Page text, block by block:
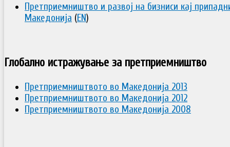
Претприемништво и развој на бизниси кај
Македонија (EN)
Глобално истражување за претприемништво
Претприемништвото во Македонија 2013
Претприемништвото во Македонија 2012
Претприемништвото во Македонија 2008